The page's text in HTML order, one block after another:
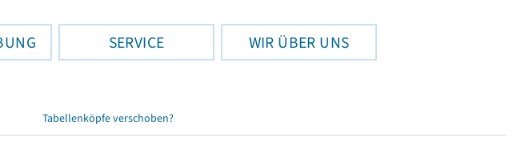
SERVICE WIR ÜBER UNS
Tabellenköpfe verschoben?